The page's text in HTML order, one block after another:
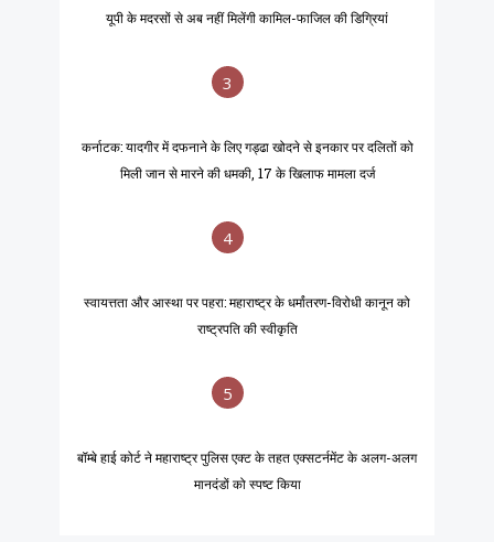
यूपी के मदरसों से अब नहीं मिलेंगी कामिल-फाजिल की डिग्रियां
3
कर्नाटक: यादगीर में दफनाने के लिए गड्ढा खोदने से इनकार पर दलितों को
मिली जान से मारने की धमकी, 17 के खिलाफ मामला दर्ज
4
स्वायत्तता और आस्था पर पहरा: महाराष्ट्र के धर्मांतरण-विरोधी कानून को
राष्ट्रपति की स्वीकृति
5
बॉम्बे हाई कोर्ट ने महाराष्ट्र पुलिस एक्ट के तहत एक्सटर्नमेंट के अलग-अलग
मानदंडों को स्पष्ट किया